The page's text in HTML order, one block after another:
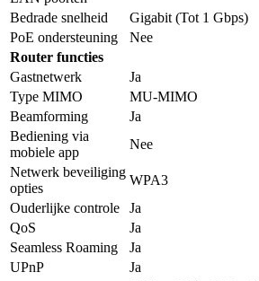
Bedrade snelheid
Gigabit (Tot 1 Gbps)
PoE ondersteuning
Nee
Router functies
Gastnetwerk
Ja
Type MIMO
MU-MIMO
Beamforming
Ja
Bediening via
mobiele app
Nee
Netwerk beveiliging
opties
WPA3
Ouderlijke controle
Ja
QoS
Ja
Seamless Roaming
Ja
UPnP
Ja